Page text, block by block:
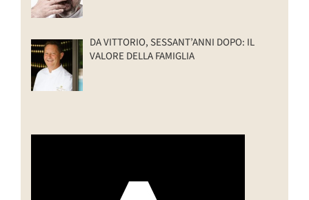
DA VITTORIO, SESSANT’ANNI DOPO: IL
VALORE DELLA FAMIGLIA